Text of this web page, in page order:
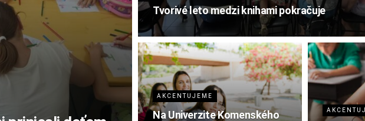
Tvorivé leto medzi knihami pokračuje
AKCENTUJEME
Na Univerzite Komenského